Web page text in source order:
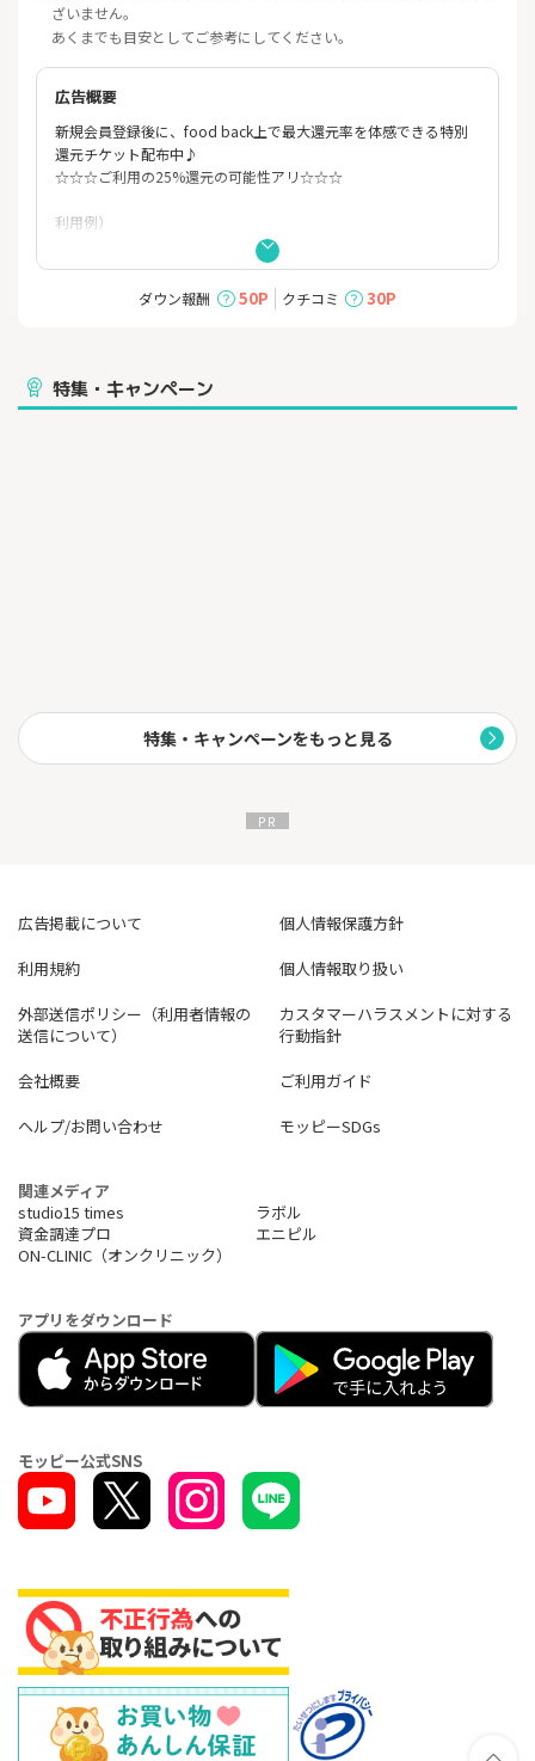
ざいません。
あくまでも目安としてご参考にしてください。
広告概要
新規会員登録後に、food back上で最大還元率を体感できる特別
還元チケット配布中♪
☆☆☆ご利用の25%還元の可能性アリ☆☆☆
利用例）
・4,500円(税込)のコースを4名利用で、幹事1名分の4,500円分のF
Bポイント還元（特別還元チケット利用の場合）
※特別還元チケットを使用しなくても、2,880円分のFBポイン
FBポイントは、現金（銀行振込による）・電子マネー・ギフト券
で還元されます。
※アラカルトの場合は一律15%です。
ダウン報酬 50P クチコミ 30P
特集・キャンペーン
特集・キャンペーンをもっと見る
広告掲載について
個人情報保護方針
利用規約
個人情報取り扱い
外部送信ポリシー（利用者情報の
送信について）
カスタマーハラスメントに対する
行動指針
会社概要
ご利用ガイド
ヘルプ/お問い合わせ
モッピーSDGs
関連メディア
studio15 times
ラボル
資金調達プロ
エニピル
ON-CLINIC（オンクリニック）
アプリをダウンロード
モッピー公式SNS